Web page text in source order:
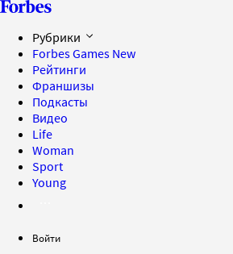
Рубрики
Forbes Games New
Рейтинги
Франшизы
Подкасты
Видео
Life
Woman
Sport
Young
Войти